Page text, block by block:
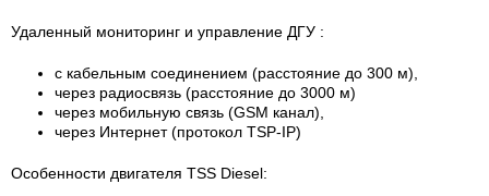
Удаленный мониторинг и управление ДГУ :
с кабельным соединением (расстояние до 300 м),
через радиосвязь (расстояние до 3000 м)
через мобильную связь (GSM канал),
через Интернет (протокол TSP-IP)
Особенности двигателя TSS Diesel: